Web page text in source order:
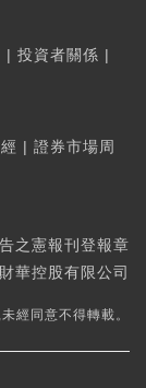
| 投資者關係 |
| 證券市場周
之憲報刊登報章
控股有限公司
經同意不得轉載。